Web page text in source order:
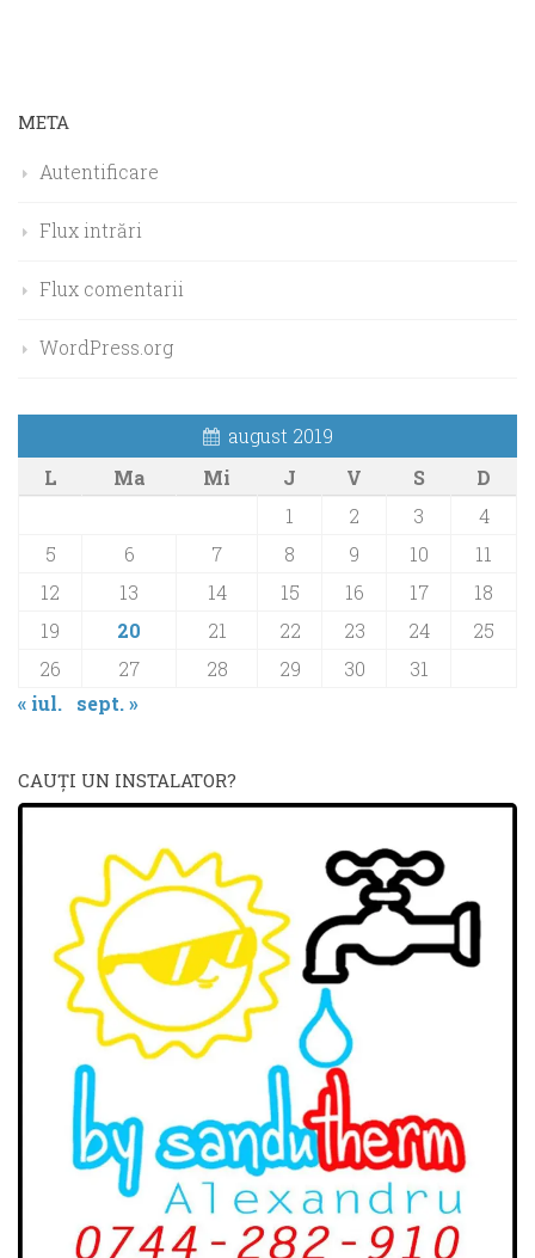
META
Autentificare
Flux intrări
Flux comentarii
WordPress.org
august 2019
L
Ma Mi J V S
D
1
2 3
4
5
6 7 8 9 10
11
12
13 14 15 16 17
18
19
20 21 22 23 24
25
26
27 28 29 30
31
« iul.
sept. »
CAUŢI UN INSTALATOR?